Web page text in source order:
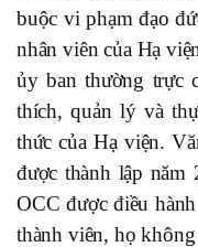
buộc vi phạm đạo
nhân viên của Hạ
ủy ban thường trực
thích, quản lý và
thức của Hạ viện.
được thành lập năm
OCC được điều
thành viên, họ